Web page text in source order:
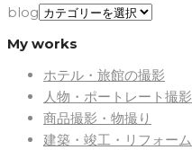
blog
My works
ホテル・旅館の撮影
人物・ポートレート撮影
商品撮影・物撮り
建築・竣工・リフォーム